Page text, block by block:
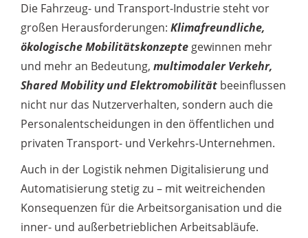
Die Fahrzeug- und Transport-Industrie steht vor
großen Herausforderungen: Klimafreundliche,
ökologische Mobilitätskonzepte gewinnen mehr
und mehr an Bedeutung, multimodaler Verkehr,
Shared Mobility und Elektromobilität beeinflussen
nicht nur das Nutzerverhalten, sondern auch die
Personalentscheidungen in den öffentlichen und
privaten Transport- und Verkehrs-Unternehmen.
Auch in der Logistik nehmen Digitalisierung und
Automatisierung stetig zu – mit weitreichenden
Konsequenzen für die Arbeitsorganisation und die
inner- und außerbetrieblichen Arbeitsabläufe.